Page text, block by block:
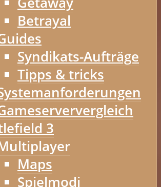
Betrayal
Syndikats-Aufträge
Tipps & tricks
3
Maps
Spielmodi